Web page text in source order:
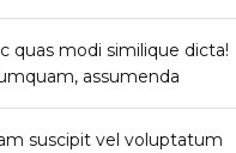
quas modi similique dicta!
assumenda
suscipit vel voluptatum